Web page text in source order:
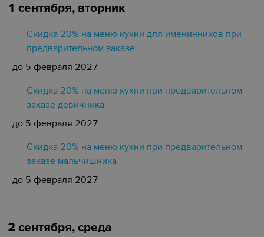
1 сентября, вторник
Скидка 20% на меню кухни для именинников при
предварительном заказе
до 5 февраля 2027
Скидка 20% на меню кухни при предварительном
заказе девичника
до 5 февраля 2027
Скидка 20% на меню кухни при предварительном
заказе мальчишника
до 5 февраля 2027
2 сентября, среда